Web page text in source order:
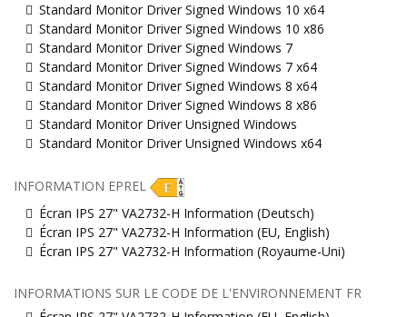
Standard Monitor Driver Signed Windows 10 x64
Standard Monitor Driver Signed Windows 10 x86
Standard Monitor Driver Signed Windows 7
Standard Monitor Driver Signed Windows 7 x64
Standard Monitor Driver Signed Windows 8 x64
Standard Monitor Driver Signed Windows 8 x86
Standard Monitor Driver Unsigned Windows
Standard Monitor Driver Unsigned Windows x64
INFORMATION EPREL
Écran IPS 27" VA2732-H Information (Deutsch)
Écran IPS 27" VA2732-H Information (EU, English)
Écran IPS 27" VA2732-H Information (Royaume-Uni)
INFORMATIONS SUR LE CODE DE L'ENVIRONNEMENT FR